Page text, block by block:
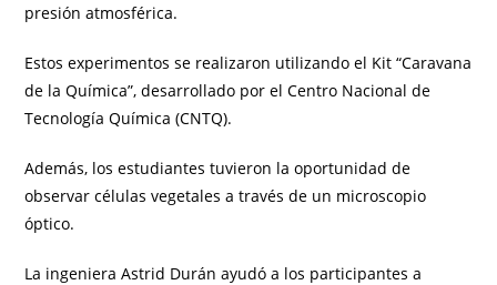
presión atmosférica.
Estos experimentos se realizaron utilizando el Kit “Caravana
de la Química”, desarrollado por el Centro Nacional de
Tecnología Química (CNTQ).
Además, los estudiantes tuvieron la oportunidad de
observar células vegetales a través de un microscopio
óptico.
La ingeniera Astrid Durán ayudó a los participantes a